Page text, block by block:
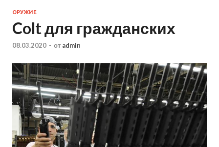
ОРУЖИЕ
Colt для гражданских
08.03.2020 - от admin